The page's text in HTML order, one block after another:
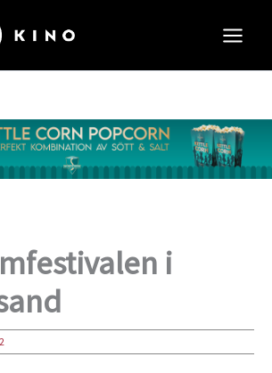
i